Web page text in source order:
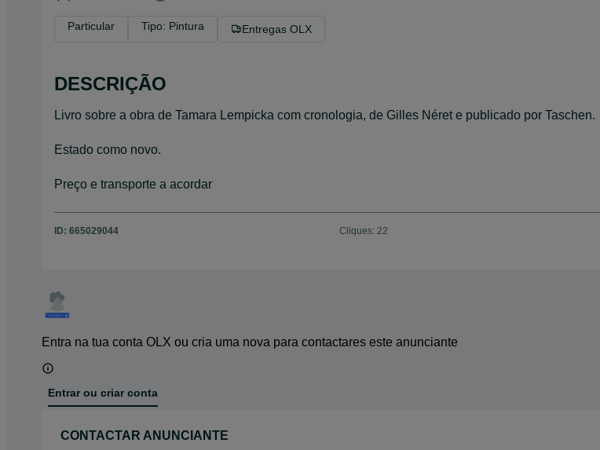
Particular Tipo: Pintura Entregas OLX
DESCRIÇÃO
Livro sobre a obra de Tamara Lempicka com cronologia, de Gilles Néret e publicado por Taschen.
Estado como novo.
Preço e transporte a acordar
ID: 665029044 Cliques: 22
Entra na tua conta OLX ou cria uma nova para contactares este anunciante
Entrar ou criar conta
CONTACTAR ANUNCIANTE